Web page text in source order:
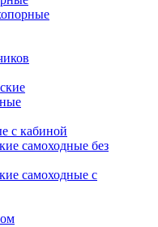
с кабиной
самоходные без
самоходные с